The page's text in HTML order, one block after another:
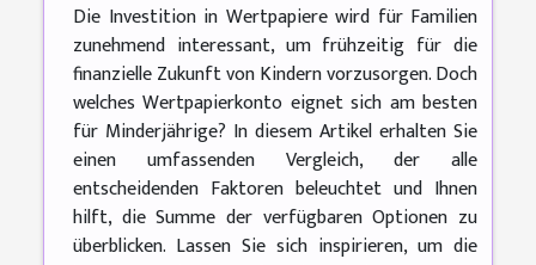
Die Investition in Wertpapiere wird für Familien
zunehmend interessant, um frühzeitig für die
finanzielle Zukunft von Kindern vorzusorgen. Doch
welches Wertpapierkonto eignet sich am besten
für Minderjährige? In diesem Artikel erhalten Sie
einen umfassenden Vergleich, der alle
entscheidenden Faktoren beleuchtet und Ihnen
hilft, die Summe der verfügbaren Optionen zu
überblicken. Lassen Sie sich inspirieren, um die